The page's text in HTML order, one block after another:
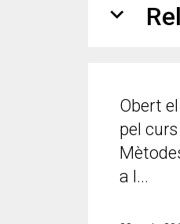
expand_more
Obert
pel
a l...